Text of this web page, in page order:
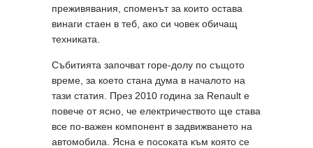
преживявания, споменът за които остава
винаги стаен в теб, ако си човек обичащ
техниката.
Събитията започват горе-долу по същото
време, за което стана дума в началото на
тази статия. През 2010 година за Renault е
повече от ясно, че електричеството ще става
все по-важен компонент в задвижването на
автомобила. Ясна е посоката към която се